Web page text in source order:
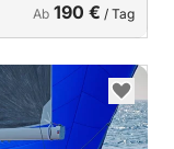
Ab 190 € / Tag